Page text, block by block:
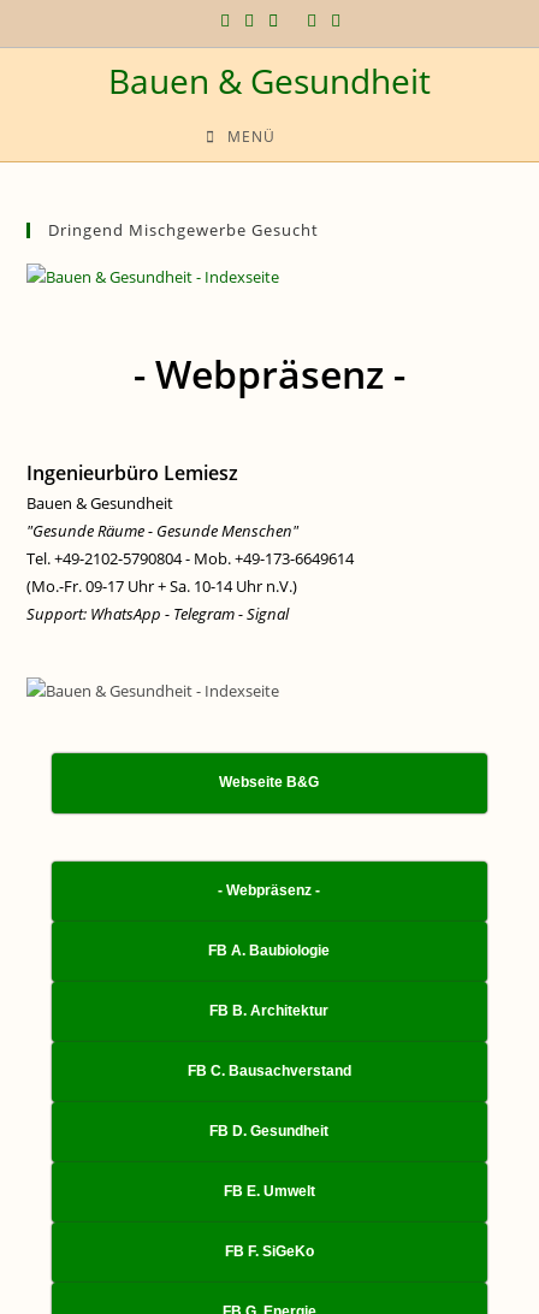
Inhalt
Bauen & Gesundheit
MENÜ
Dringend Mischgewerbe Gesucht
- Webpräsenz -
Ingenieurbüro Lemiesz
Bauen & Gesundheit
"Gesunde Räume - Gesunde Menschen"
Tel. +49-2102-5790804 - Mob. +49-173-6649614
(Mo.-Fr. 09-17 Uhr + Sa. 10-14 Uhr n.V.)
Support: WhatsApp - Telegram - Signal
Webseite B&G
- Webpräsenz -
FB A. Baubiologie
FB B. Architektur
FB C. Bausachverstand
FB D. Gesundheit
FB E. Umwelt
FB F. SiGeKo